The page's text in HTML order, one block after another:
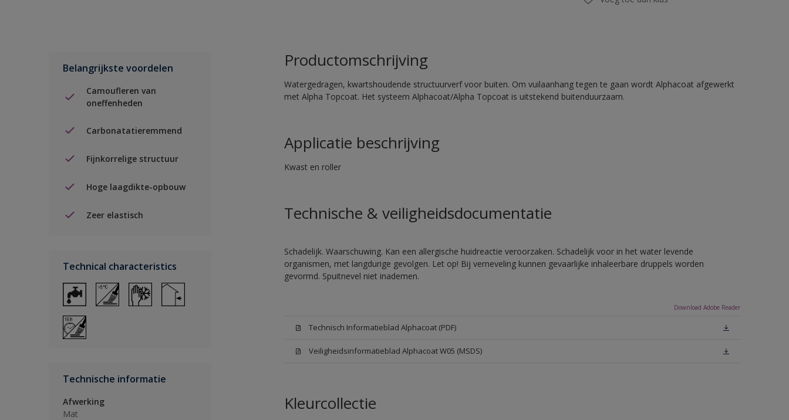
Belangrijkste voordelen
Camoufleren van
oneffenheden
Carbonatatieremmend
Fijnkorrelige structuur
Hoge laagdikte-opbouw
Zeer elastisch
Technical characteristics
Technische informatie
Afwerking
Mat
Productomschrijving
Watergedragen, kwartshoudende structuurverf voor buiten. Om vuilaanhang tegen te gaan wordt Alphacoat afgewerkt
met Alpha Topcoat. Het systeem Alphacoat/Alpha Topcoat is uitstekend buitenduurzaam.
Applicatie beschrijving
Kwast en roller
Technische & veiligheidsdocumentatie
Schadelijk. Waarschuwing. Kan een allergische huidreactie veroorzaken. Schadelijk voor in het water levende
organismen, met langdurige gevolgen. Let op! Bij verneveling kunnen gevaarlijke inhaleerbare druppels worden
gevormd. Spuitnevel niet inademen.
Download Adobe Reader
Technisch Informatieblad Alphacoat (PDF)
Veiligheidsinformatieblad Alphacoat W05 (MSDS)
Kleurcollectie